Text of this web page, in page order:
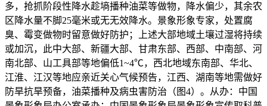
多，抢抓阶段性降水趁墒播种油菜等做物，降水偏少，其余农
区降水量不脚25毫米或无无效降水。景象形象专家，处置腐
臭、霉变做物时留意做好防护；上述大部地域土壤过湿将持续
或加沉，此中大部、新疆大部、甘肃东部、西部、中南部、河
南北部、山工具部等地偏低1~4℃，西北地域东南部、华北、
江淮、江汉等地应亲近关心气候预告，江西、湖南等地需做好
防旱抗旱预备，油菜播种及病虫害防治（图4）。从办：中国